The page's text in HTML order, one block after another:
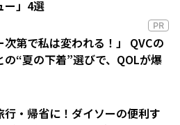
ー」4選
PR
次第で私は変われる！」 QVCの
の“夏の下着”選びで、QOLが爆
行・帰省に！ダイソーの便利す